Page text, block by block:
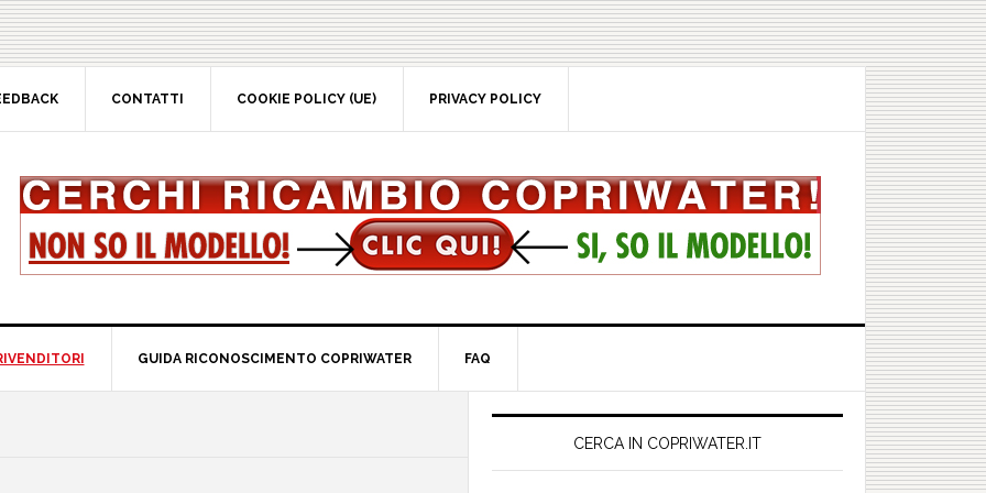
CONTATTI COOKIE POLICY (UE) PRIVACY POLICY
GUIDA RICONOSCIMENTO COPRIWATER FAQ
Primary
SidebarCERCA IN COPRIWATER.IT